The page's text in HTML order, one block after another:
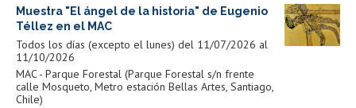
Muestra "El ángel de la historia" de Eugenio
Téllez en el MAC
Todos los días (excepto el lunes) del 11/07/2026 al
11/10/2026
MAC - Parque Forestal (Parque Forestal s/n frente
calle Mosqueto, Metro estación Bellas Artes, Santiago,
Chile)